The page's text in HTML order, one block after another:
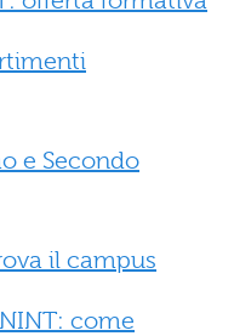
e Secondo
il campus
come